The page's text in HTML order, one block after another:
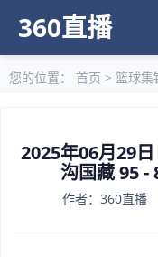
360直播
您的位置： 首页 > 篮球集
2025年06月29
沟国藏 95 -
作者：360直